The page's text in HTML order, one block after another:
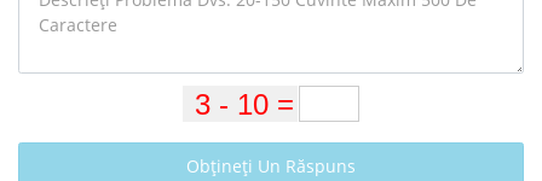
Obțineți Un Răspuns